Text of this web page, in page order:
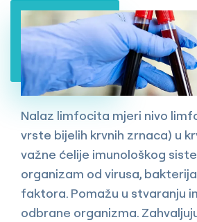
Nalaz limfocita mjeri nivo
vrste bijelih krvnih zrnaca) u
važne ćelije imunološkog
organizam od virusa,
faktora. Pomažu u stvaranju
odbrane organizma.